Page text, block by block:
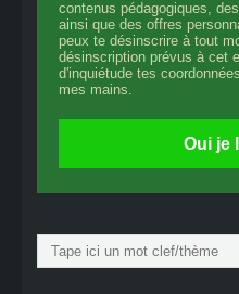
contenus pédagogiques,
ainsi que des offres
peux te désinscrire à tout
désinscription prévus à cet
d'inquiétude tes
mes mains.
Oui je
Rechercher